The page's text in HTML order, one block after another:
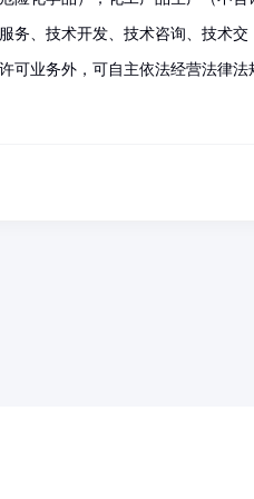
务、技术开发、技术咨询、技术交
可业务外，可自主依法经营法律法